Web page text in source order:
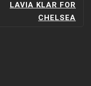
LAVIA KLAR FOR
CHELSEA